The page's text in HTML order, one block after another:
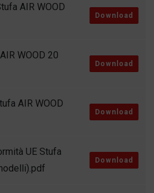
AIR WOOD
Download
WOOD 20
Download
AIR WOOD
Download
UE Stufa
Download